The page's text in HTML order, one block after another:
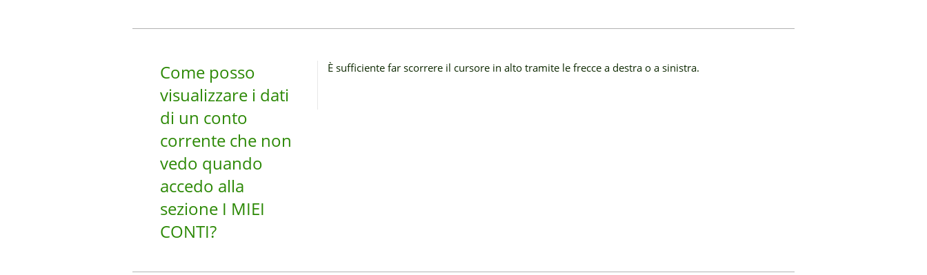
Come posso
visualizzare i dati
di un conto
corrente che non
vedo quando
accedo alla
sezione I MIEI
CONTI?
È sufficiente far scorrere il cursore in alto tramite le frecce a destra o a sinistra.